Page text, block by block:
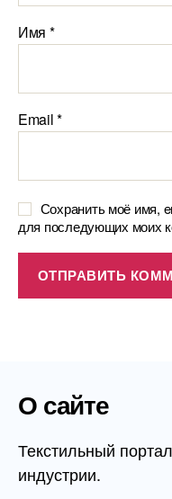
Имя *
Email*
Сохранить моё имя,
для последующих моих
О сайте
Текстильный
индустрии.